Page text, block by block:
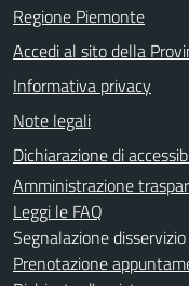
Regione Piemonte
Accedi al sito della
Informativa privacy
Note legali
Dichiarazione di
Amministrazione
Leggi le FAQ
Segnalazione disservizio
Prenotazione